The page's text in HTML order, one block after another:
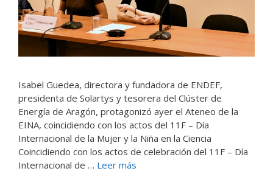
Isabel Guedea, directora y fundadora de ENDEF,
presidenta de Solartys y tesorera del Clúster de
Energía de Aragón, protagonizó ayer el Ateneo de la
EINA, coincidiendo con los actos del 11F – Día
Internacional de la Mujer y la Niña en la Ciencia
Coincidiendo con los actos de celebración del 11F – Día
Internacional de … Leer más